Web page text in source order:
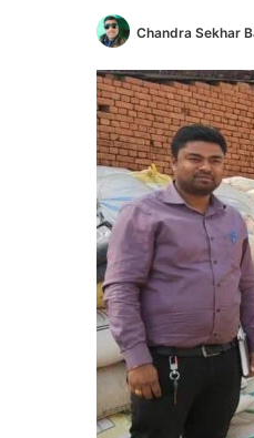
Chandra Sekhar